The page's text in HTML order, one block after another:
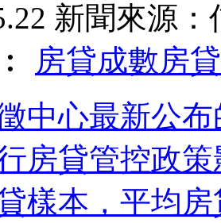
新聞來源：
房貸成數房貸
中心最新公
房貸管控政
樣本，平均